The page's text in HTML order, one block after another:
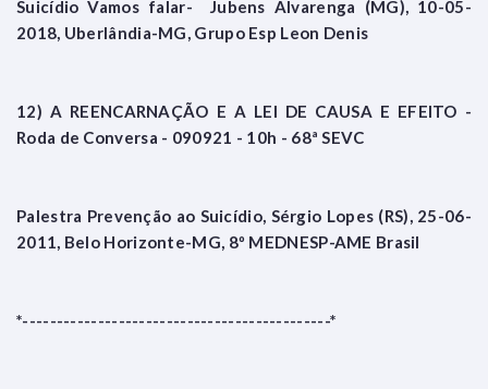
Suicídio Vamos falar- Jubens Alvarenga (MG), 10-05-
2018, Uberlândia-MG, Grupo Esp Leon Denis
12) A REENCARNAÇÃO E A LEI DE CAUSA E EFEITO -
Roda de Conversa - 090921 - 10h - 68ª SEVC
Palestra Prevenção ao Suicídio, Sérgio Lopes (RS), 25-06-
2011, Belo Horizonte-MG, 8º MEDNESP-AME Brasil
*---------------------------------------------*